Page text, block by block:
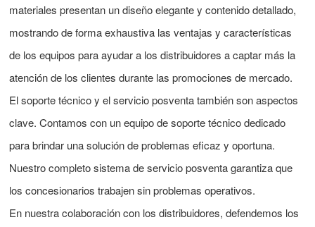
materiales presentan un diseño elegante y contenido detallado,
mostrando de forma exhaustiva las ventajas y características
de los equipos para ayudar a los distribuidores a captar más la
atención de los clientes durante las promociones de mercado.
El soporte técnico y el servicio posventa también son aspectos
clave. Contamos con un equipo de soporte técnico dedicado
para brindar una solución de problemas eficaz y oportuna.
Nuestro completo sistema de servicio posventa garantiza que
los concesionarios trabajen sin problemas operativos.
En nuestra colaboración con los distribuidores, defendemos los